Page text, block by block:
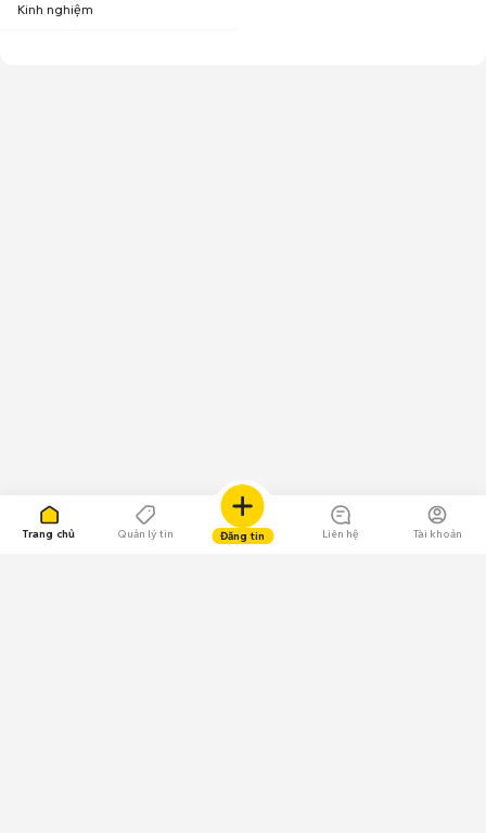
Trang chủ Quản lý tin Đăng tin Liên hệ Tài khoản
Kinh nghiệm